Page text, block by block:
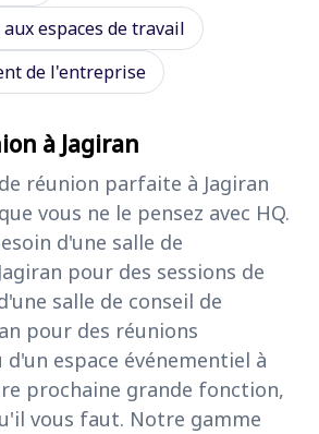
aux espaces de travail
de l'entreprise
à Jagiran
réunion parfaite à Jagiran
vous ne le pensez avec HQ.
d'une salle de
pour des sessions de
salle de conseil de
pour des réunions
espace événementiel à
prochaine grande fonction,
vous faut. Notre gamme